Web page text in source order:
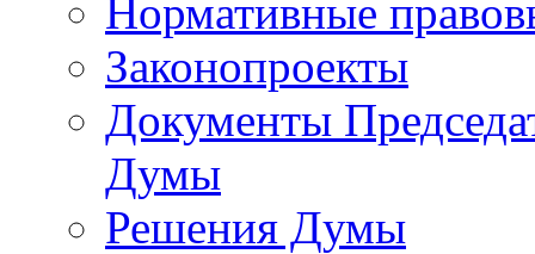
Нормативные
Законопроекты
Документы
Думы
Решения Думы